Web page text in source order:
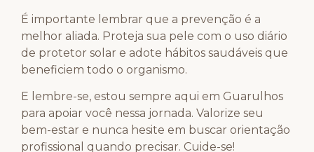
É importante lembrar que a prevenção é a
melhor aliada. Proteja sua pele com o uso diário
de protetor solar e adote hábitos saudáveis que
beneficiem todo o organismo.
E lembre-se, estou sempre aqui em Guarulhos
para apoiar você nessa jornada. Valorize seu
bem-estar e nunca hesite em buscar orientação
profissional quando precisar. Cuide-se!